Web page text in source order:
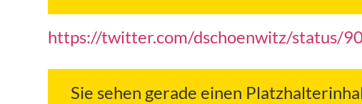
https://twitter.com/dschoenwitz/status/
Sie sehen gerade einen